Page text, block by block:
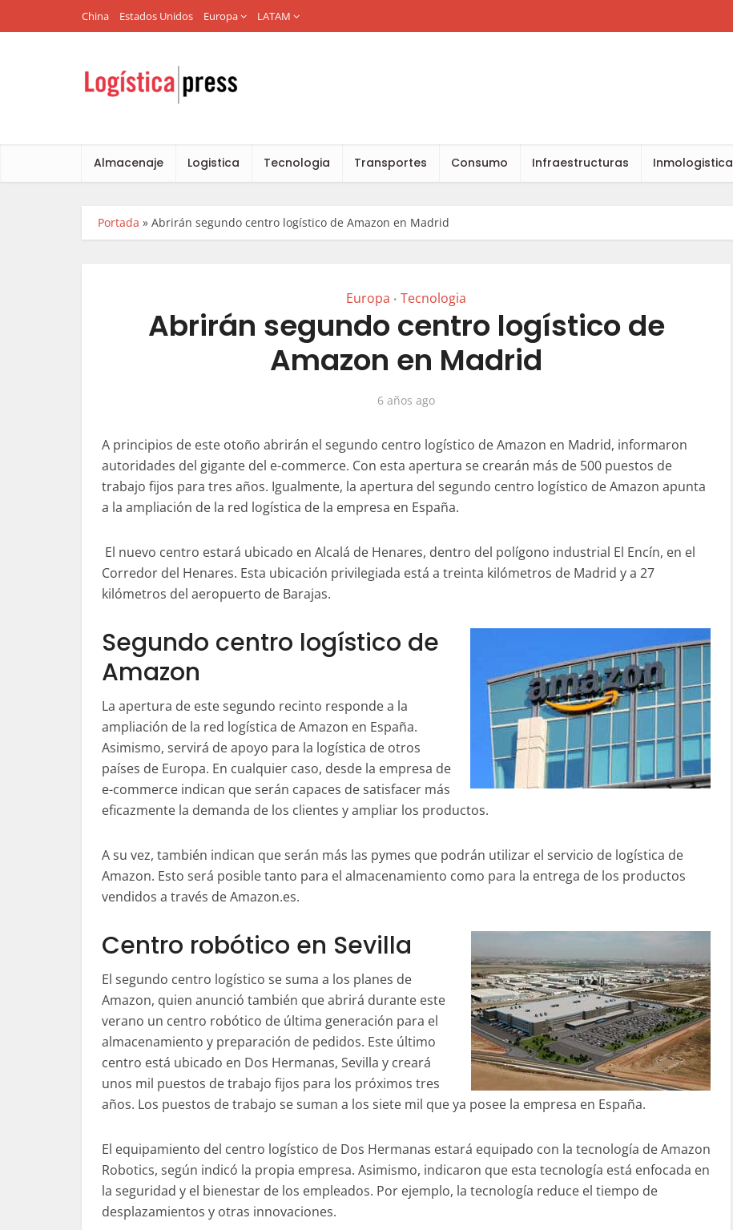
China Estados Unidos Europa LATAM
Almacenaje Logistica Tecnologia Transportes Consumo Infraestructuras Inmologistica
Portada » Abrirán segundo centro logístico de Amazon en Madrid
Europa • Tecnologia
Abrirán segundo centro logístico de
Amazon en Madrid
6 años ago
A principios de este otoño abrirán el segundo centro logístico de Amazon en Madrid, informaron
autoridades del gigante del e-commerce. Con esta apertura se crearán más de 500 puestos de
trabajo fijos para tres años. Igualmente, la apertura del segundo centro logístico de Amazon apunta
a la ampliación de la red logística de la empresa en España.
El nuevo centro estará ubicado en Alcalá de Henares, dentro del polígono industrial El Encín, en el
Corredor del Henares. Esta ubicación privilegiada está a treinta kilómetros de Madrid y a 27
kilómetros del aeropuerto de Barajas.
Segundo centro logístico de
Amazon
La apertura de este segundo recinto responde a la
ampliación de la red logística de Amazon en España.
Asimismo, servirá de apoyo para la logística de otros
países de Europa. En cualquier caso, desde la empresa de
e-commerce indican que serán capaces de satisfacer más
eficazmente la demanda de los clientes y ampliar los productos.
A su vez, también indican que serán más las pymes que podrán utilizar el servicio de logística de
Amazon. Esto será posible tanto para el almacenamiento como para la entrega de los productos
vendidos a través de Amazon.es.
Centro robótico en Sevilla
El segundo centro logístico se suma a los planes de
Amazon, quien anunció también que abrirá durante este
verano un centro robótico de última generación para el
almacenamiento y preparación de pedidos. Este último
centro está ubicado en Dos Hermanas, Sevilla y creará
unos mil puestos de trabajo fijos para los próximos tres
años. Los puestos de trabajo se suman a los siete mil que ya posee la empresa en España.
El equipamiento del centro logístico de Dos Hermanas estará equipado con la tecnología de Amazon
Robotics, según indicó la propia empresa. Asimismo, indicaron que esta tecnología está enfocada en
la seguridad y el bienestar de los empleados. Por ejemplo, la tecnología reduce el tiempo de
desplazamientos y otras innovaciones.